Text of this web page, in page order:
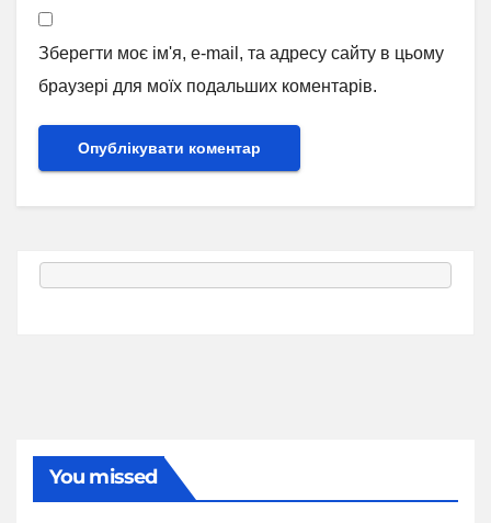
Зберегти моє ім'я, e-mail, та адресу сайту в цьому
браузері для моїх подальших коментарів.
You missed